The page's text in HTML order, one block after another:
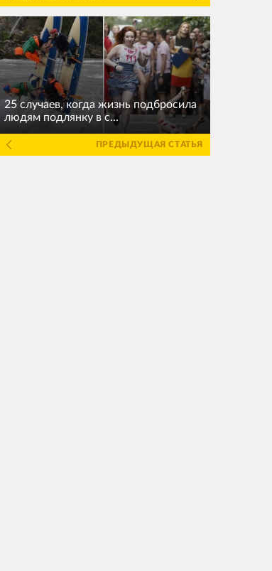
25 случаев, когда жизнь подбросила
людям подлянку в с...
ПРЕДЫДУЩАЯ СТАТЬЯ